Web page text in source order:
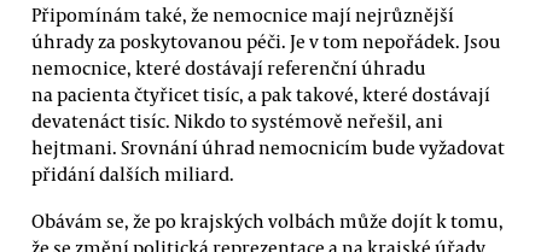
Připomínám také, že nemocnice mají nejrůznější
úhrady za poskytovanou péči. Je v tom nepořádek. Jsou
nemocnice, které dostávají referenční úhradu
na pacienta čtyřicet tisíc, a pak takové, které dostávají
devatenáct tisíc. Nikdo to systémově neřešil, ani
hejtmani. Srovnání úhrad nemocnicím bude vyžadovat
přidání dalších miliard.
Obávám se, že po krajských volbách může dojít k tomu,